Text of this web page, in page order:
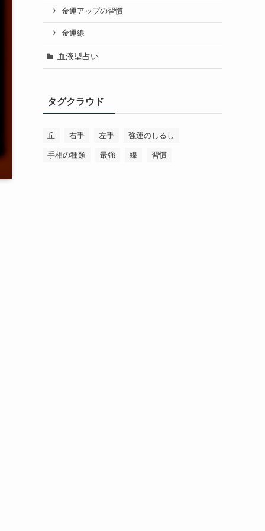
金運アップの習慣
金運線
血液型占い
タグクラウド
丘 右手 左手 強運のしるし
手相の種類 最強 線 習慣